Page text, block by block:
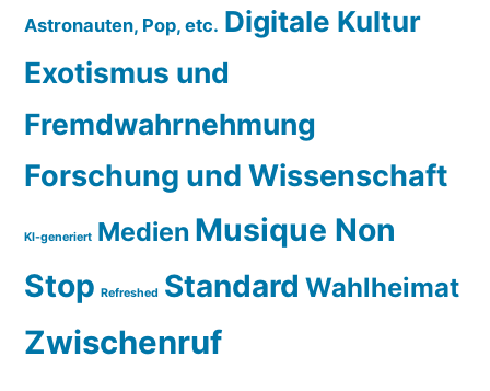
Astronauten, Pop, etc. Digitale Kultur
Exotismus und
Fremdwahrnehmung
Forschung und Wissenschaft
KI-generiert Medien Musique Non
Stop Refreshed Standard Wahlheimat
Zwischenruf